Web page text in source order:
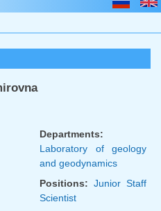
Departments:
Laboratory of geology
and geodynamics
Positions: Junior Staff
Scientist